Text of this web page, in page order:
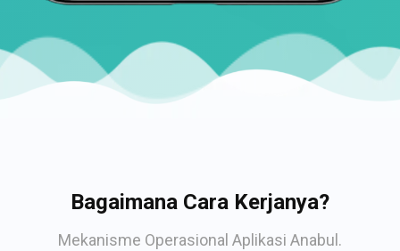
Bagaimana Cara Kerjanya?
Mekanisme Operasional Aplikasi Anabul.